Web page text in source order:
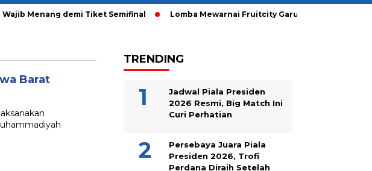
Menang demi Tiket Semifinal Lomba Mewarnai Fruitcity Garut Dibuka, Anak Dapat
Barat
TRENDING
Jadwal Piala Presiden
2026 Resmi, Big Match Ini
Curi Perhatian
Persebaya Juara Piala
Presiden 2026, Trofi
Perdana Diraih Setelah